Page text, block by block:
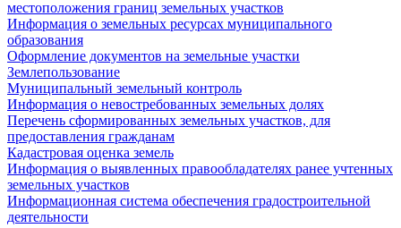
местоположения границ земельных участков
Информация о земельных ресурсах муниципального
образования
Оформление документов на земельные участки
Землепользование
Муниципальный земельный контроль
Информация о невостребованных земельных долях
Перечень сформированных земельных участков, для
предоставления гражданам
Кадастровая оценка земель
Информация о выявленных правообладателях ранее учтенных
земельных участков
Информационная система обеспечения градостроительной
деятельности